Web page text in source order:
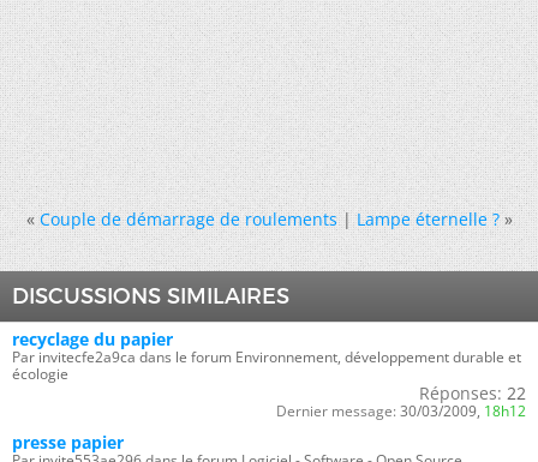
« Couple de démarrage de roulements|Lampe éternelle ? »
DISCUSSIONS SIMILAIRES
recyclage du papier
Par invitecfe2a9ca dans le forum Environnement, développement durable et
écologie
Réponses: 22
Dernier message: 30/03/2009, 18h12
presse papier